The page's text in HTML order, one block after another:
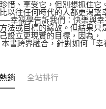
惜、享受它，但別想抓住它
以往任何時代的人都更渴望
幸福學告訴我們：快樂與
法或目標的緣故。但結果只
設立更現實的目標，因為，
書跨界融合，針對如何「幸
銷 全站排行